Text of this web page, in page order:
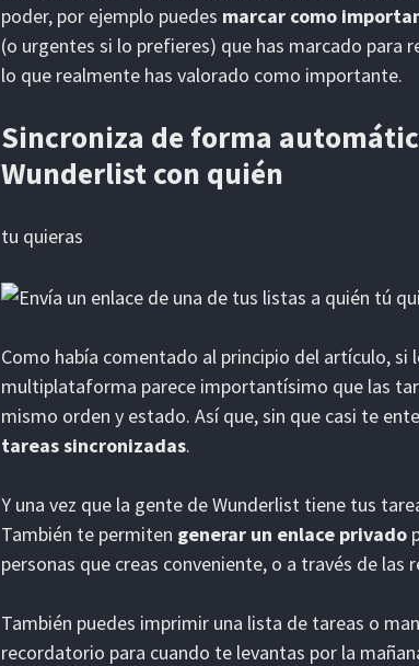
poder, por ejemplo puedes marcar como
(o urgentes si lo prefieres) que has marcado para
lo que realmente has valorado como importante.
Sincroniza de forma
Wunderlist con quién
tu quieras
Como había comentado al principio del artículo, si
multiplataforma parece importantísimo que las
mismo orden y estado. Así que, sin que casi te
tareas sincronizadas.
Y una vez que la gente de Wunderlist tiene tus
También te permiten generar un enlace privado
personas que creas conveniente, o a través de
También puedes imprimir una lista de tareas o
recordatorio para cuando te levantas por la